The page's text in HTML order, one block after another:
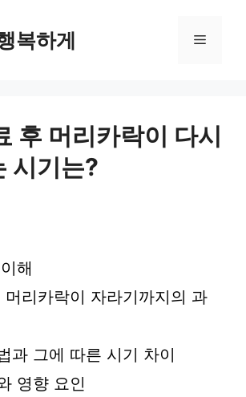
복하게 메
후 머리카락이 다시
시기는?
해
머리카락이 자라기까지의 과
과 그에 따른 시기 차이
영향 요인